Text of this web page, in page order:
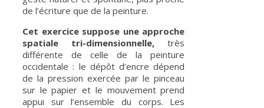
de l’écriture que de la peinture.
Cet exercice suppose une approche
spatiale tri-dimensionnelle, très
différente de celle de la peinture
occidentale : le dépôt d’encre dépend
de la pression exercée par le pinceau
sur le papier et le mouvement prend
appui sur l’ensemble du corps. Les